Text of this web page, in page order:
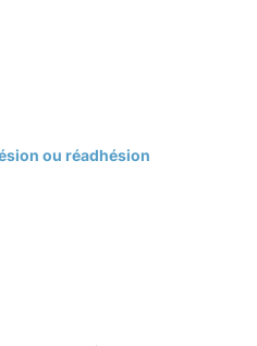
ou réadhésion